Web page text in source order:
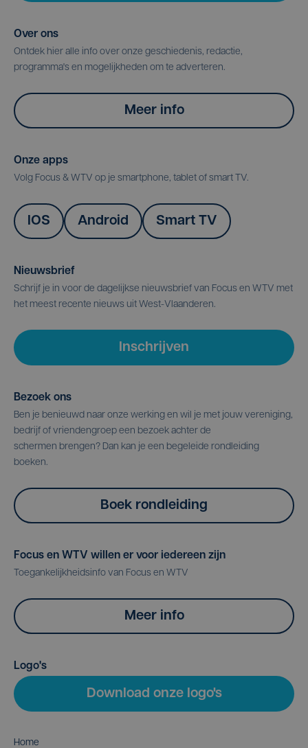
Over ons
Ontdek hier alle info over onze geschiedenis, redactie,
programma's en mogelijkheden om te adverteren.
Meer info
Onze apps
Volg Focus & WTV op je smartphone, tablet of smart TV.
IOS Android Smart TV
Nieuwsbrief
Schrijf je in voor de dagelijkse nieuwsbrief van Focus en WTV met
het meest recente nieuws uit West-Vlaanderen.
Inschrijven
Bezoek ons
Ben je benieuwd naar onze werking en wil je met jouw vereniging,
bedrijf of vriendengroep een bezoek achter de
schermen brengen? Dan kan je een begeleide rondleiding
boeken.
Boek rondleiding
Focus en WTV willen er voor iedereen zijn
Toegankelijkheidsinfo van Focus en WTV
Meer info
Logo's
Download onze logo's
Home